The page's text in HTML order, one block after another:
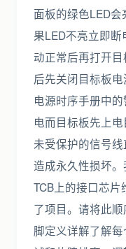
面板的绿色LED
果LED不亮立即
动正常后再打开
后先关闭目标板
电源时序手册中
电而目标板先上
未受保护的信号
造成永久性损坏
TCB上的接口芯
了项目。请将此
脚定义详解了解